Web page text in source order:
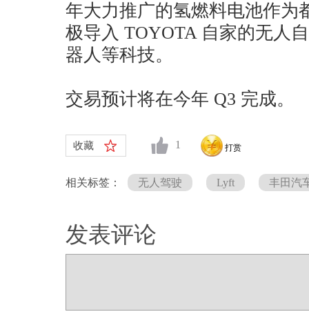
年大力推广的氢燃料电池作为
极导入 TOYOTA 自家的无人
器人等科技。
交易预计将在今年 Q3 完成。
收藏 1 打赏
相关标签： 无人驾驶 Lyft 丰田汽
发表评论